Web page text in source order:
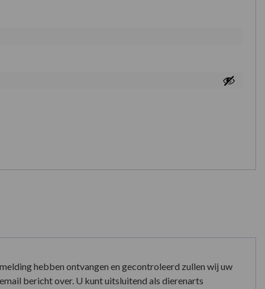
hebben ontvangen en gecontroleerd zullen wij uw
bericht over. U kunt uitsluitend als dierenarts